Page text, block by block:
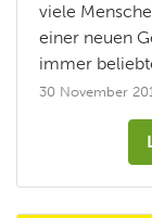
viele
einer neuen
immer
30 November